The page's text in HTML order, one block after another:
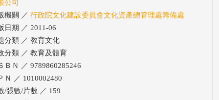
公司
機關 ／ 行政院文化建設委員會文化資產總管理處籌備處
日期 ／ 2011-06
分類 ／ 教育文化
分類 ／ 教育及體育
ＢＮ ／ 9789860285246
Ｎ ／ 1010002480
/張數/片數 ／ 159